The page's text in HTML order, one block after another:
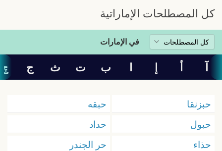
كل المصطلحات الإماراتية
في الإمارات
آ أ إ ا ب ت ث ج چ
حبزنقا
حبقه
حبول
حداد
حذاء
حر الجندر